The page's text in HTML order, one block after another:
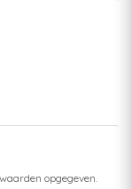
opgegeven.